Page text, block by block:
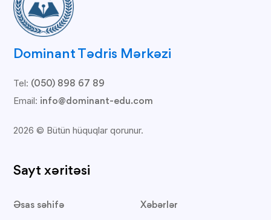
Dominant Tədris Mərkəzi
Tel: (050) 898 67 89
Email: info@dominant-edu.com
2026 © Bütün hüquqlar qorunur.
Sayt xəritəsi
Əsas səhifə Xəbərlər